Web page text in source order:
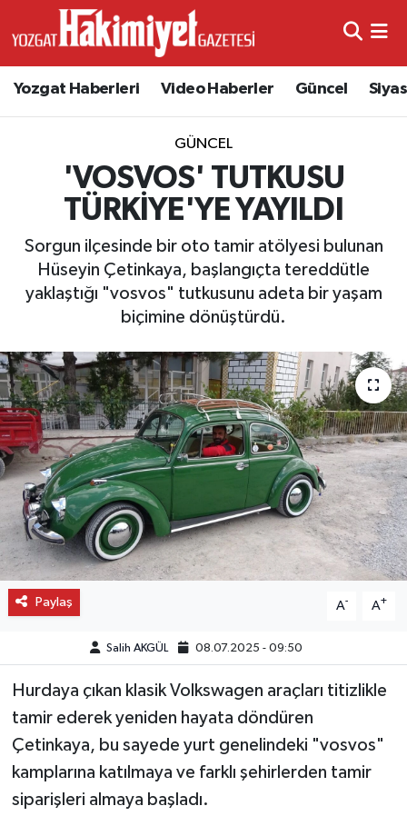
Yozgat Haberleri Video Haberler Güncel
GÜNCEL
'VOSVOS' TUTKUSU
TÜRKİYE'YE YAYILDI
Sorgun ilçesinde bir oto tamir atölyesi bulunan
Hüseyin Çetinkaya, başlangıçta tereddütle
yaklaştığı "vosvos" tutkusunu adeta bir yaşam
biçimine dönüştürdü.
Paylaş A- A+
Salih AKGÜL 08.07.2025 - 09:50
Hurdaya çıkan klasik Volkswagen araçları titizlikle
tamir ederek yeniden hayata döndüren
Çetinkaya, bu sayede yurt genelindeki "vosvos"
kamplarına katılmaya ve farklı şehirlerden tamir
siparişleri almaya başladı.